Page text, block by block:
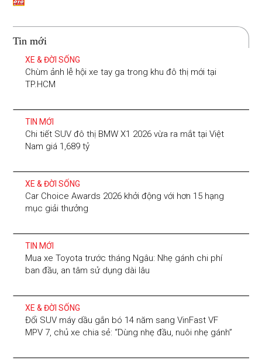
Tin mới
XE & ĐỜI SỐNG
Chùm ảnh lễ hội xe tay ga trong khu đô thị mới tại
TP.HCM
TIN MỚI
Chi tiết SUV đô thị BMW X1 2026 vừa ra mắt tại Việt
Nam giá 1,689 tỷ
XE & ĐỜI SỐNG
Car Choice Awards 2026 khởi động với hơn 15 hạng
mục giải thưởng
TIN MỚI
Mua xe Toyota trước tháng Ngâu: Nhẹ gánh chi phí
ban đầu, an tâm sử dụng dài lâu
XE & ĐỜI SỐNG
Đổi SUV máy dầu gắn bó 14 năm sang VinFast VF
MPV 7, chủ xe chia sẻ: “Dùng nhẹ đầu, nuôi nhẹ gánh”